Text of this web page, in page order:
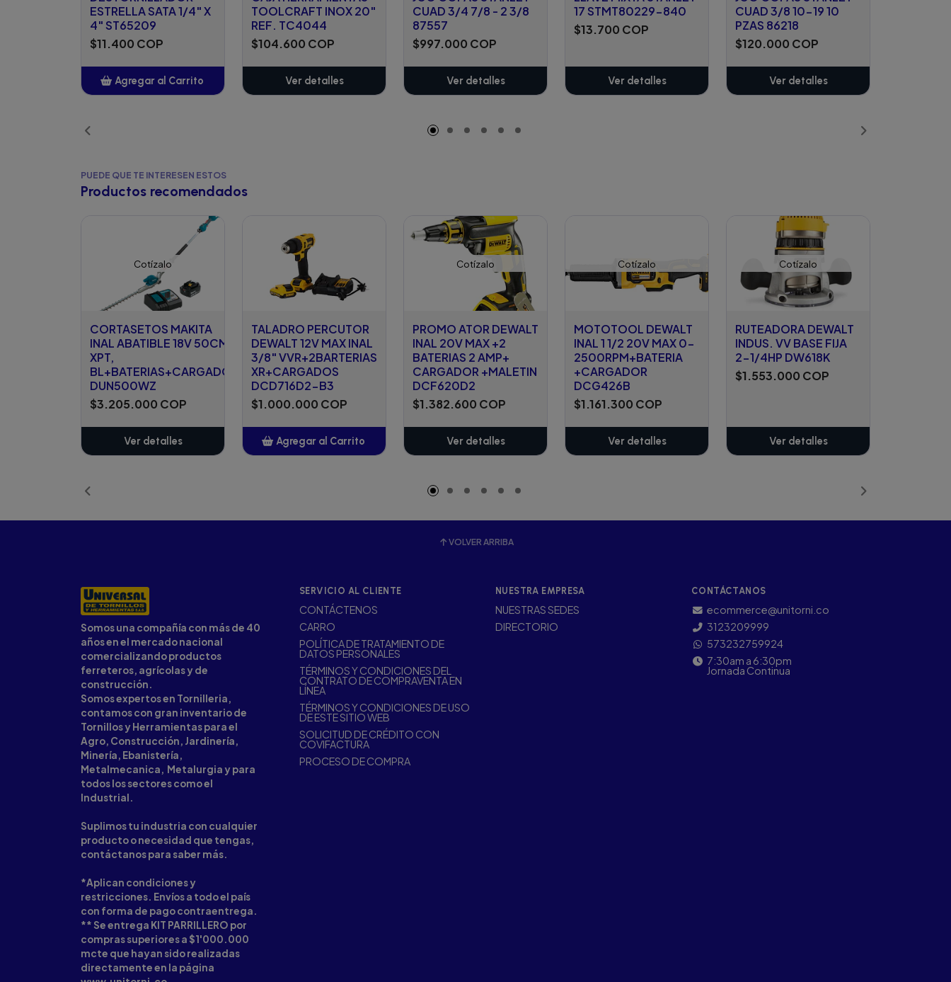
ESTRELLA SATA 1/4" X
4" ST65209
$11.400 COP
Agregar al Carrito
TOOLCRAFT INOX 20"
REF. TC4044
$104.600 COP
Ver detalles
CUAD 3/4 7/8 - 2 3/8
87557
$997.000 COP
Ver detalles
17 STMT80229-840
$13.700 COP
Ver detalles
CUAD 3/8 10-19 10
PZAS 86218
$120.000 COP
Ver detalles
PUEDE QUE TE INTERESEN ESTOS
Productos recomendados
Cotízalo
CORTASETOS MAKITA
INAL ABATIBLE 18V 50CM,
XPT,
BL+BATERIAS+CARGADOR
DUN500WZ
$3.205.000 COP
Ver detalles
TALADRO PERCUTOR
DEWALT 12V MAX INAL
3/8" VVR+2BARTERIAS
XR+CARGADOS
DCD716D2-B3
$1.000.000 COP
Agregar al Carrito
Cotízalo
PROMO ATOR DEWALT
INAL 20V MAX +2
BATERIAS 2 AMP+
CARGADOR +MALETIN
DCF620D2
$1.382.600 COP
Ver detalles
Cotízalo
MOTOTOOL DEWALT
INAL 1 1/2 20V MAX 0-
2500RPM+BATERIA
+CARGADOR
DCG426B
$1.161.300 COP
Ver detalles
Cotízalo
RUTEADORA DEWALT
INDUS. VV BASE FIJA
2-1/4HP DW618K
$1.553.000 COP
Ver detalles
VOLVER ARRIBA
Somos una compañía con más de 40
años en el mercado nacional
comercializando productos
ferreteros, agrícolas y de
construcción.
Somos expertos en Tornilleria,
contamos con gran inventario de
Tornillos y Herramientas para el
Agro, Construcción, Jardinería,
Minería, Ebanistería,
Metalmecanica, Metalurgia y para
todos los sectores como el
Industrial.
Suplimos tu industria con cualquier
producto o necesidad que tengas,
contáctanos para saber más.
*Aplican condiciones y
restricciones. Envíos a todo el país
con forma de pago contraentrega.
** Se entrega KIT PARRILLERO por
compras superiores a $1'000.000
mcte que hayan sido realizadas
directamente en la página
SERVICIO AL CLIENTE
CONTÁCTENOS
CARRO
POLÍTICA DE TRATAMIENTO DE
DATOS PERSONALES
TÉRMINOS Y CONDICIONES DEL
CONTRATO DE COMPRAVENTA EN
LÍNEA
TÉRMINOS Y CONDICIONES DE USO
DE ESTE SITIO WEB
SOLICITUD DE CRÉDITO CON
COVIFACTURA
PROCESO DE COMPRA
NUESTRA EMPRESA
NUESTRAS SEDES
DIRECTORIO
CONTÁCTANOS
ecommerce@unitorni.co
3123209999
573232759924
7:30am a 6:30pm
Jornada Continua